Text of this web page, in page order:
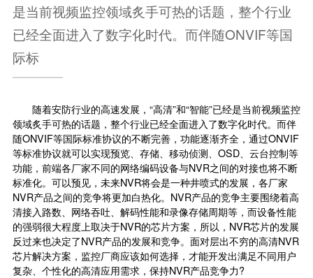
是当前视频监控领域炙手可热的话题，整个行业
已经全面进入了数字化时代。而伴随ONVIF等国
际标
随着安防行业的高速发展，“高清”和“智能”已经是当前视频监控
领域炙手可热的话题，整个行业已经全面进入了数字化时代。而伴
随ONVIF等国际标准协议的不断完善，功能逐渐齐全，通过ONVIF
等标准协议就可以实现预览、存储、移动侦测、OSD、云台控制等
功能，前端各厂家不同的网络编码设备与NVR之间的对接也将不断
标准化。可以预见，未来NVR将会是一种井喷式的发展，各厂家
NVR产品之间的竞争将更加白热化。NVR产品的竞争主要围绕着高
清接入路数、网络吞吐、解码性能和录像存储周期等，而设备性能
的强弱很大程度上取决于NVR的芯片方案，所以，NVR芯片的发展
反过来也决定了NVR产品的发展和竞争。面对层出不穷的高清NVR
芯片解决方案，监控厂商应该如何选择，才能开发出满足不同用户
复杂、个性化的高清应用需求，保持NVR产品竞争力?